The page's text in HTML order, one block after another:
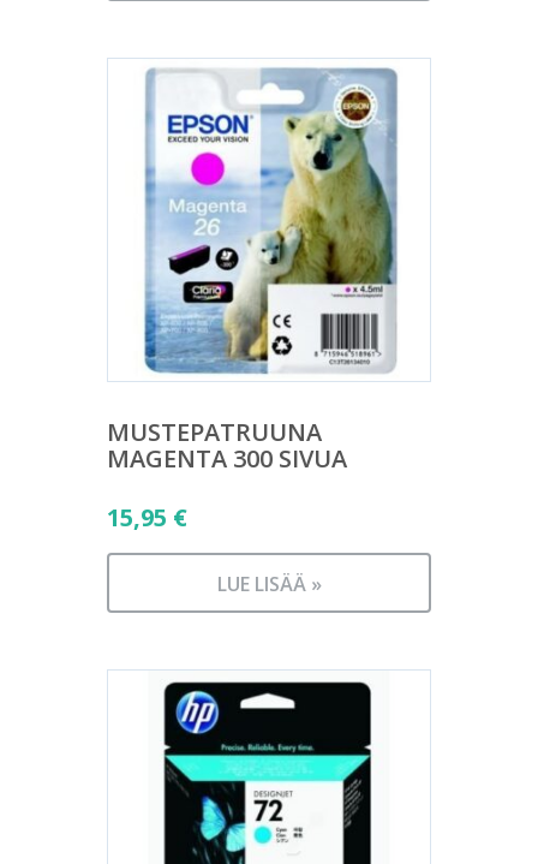
MUSTEPATRUUNA
MAGENTA 300 SIVUA
15,95 €
LUE LISÄÄ »